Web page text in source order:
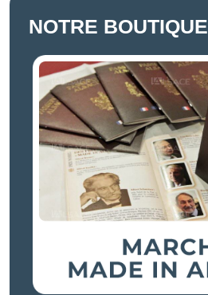
NOTRE BOUTIQUE